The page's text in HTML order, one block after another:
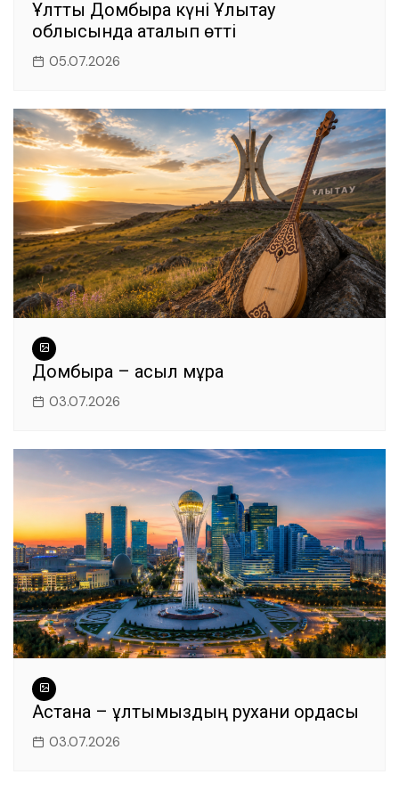
Ұлттық Домбыра күні Ұлытау
облысында аталып өтті
05.07.2026
Домбыра – асыл мұра
03.07.2026
Астана – ұлтымыздың рухани ордасы
03.07.2026